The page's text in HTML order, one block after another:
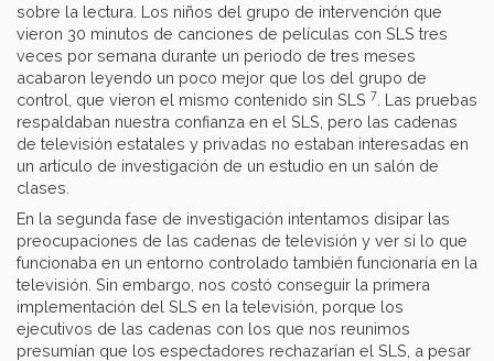
sobre la lectura. Los niños del grupo de intervención que
vieron 30 minutos de canciones de películas con SLS tres
veces por semana durante un periodo de tres meses
acabaron leyendo un poco mejor que los del grupo de
control, que vieron el mismo contenido sin SLS 7
. Las pruebas
respaldaban nuestra confianza en el SLS, pero las cadenas
de televisión estatales y privadas no estaban interesadas en
un artículo de investigación de un estudio en un salón de
clases.
En la segunda fase de investigación intentamos disipar las
preocupaciones de las cadenas de televisión y ver si lo que
funcionaba en un entorno controlado también funcionaría en la
televisión. Sin embargo, nos costó conseguir la primera
implementación del SLS en la televisión, porque los
ejecutivos de las cadenas con los que nos reunimos
presumían que los espectadores rechazarían el SLS, a pesar